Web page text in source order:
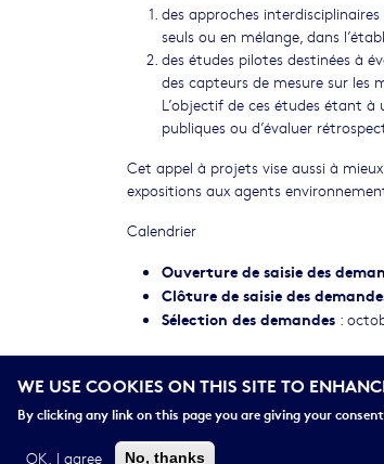
des approches
seuls ou en mélange, dans
des études pilotes destinées à
des capteurs de mesure sur les
L’objectif de ces études étant
publiques ou d’évaluer
Cet appel à projets vise aussi à
expositions aux agents
Calendrier
Ouverture de saisie des
Clôture de saisie des
Sélection des demandes :
Télécharger l'AAP
WE USE COOKIES ON THIS SITE TO
By clicking any link on this page you are giving your
OK, I agree No, thanks